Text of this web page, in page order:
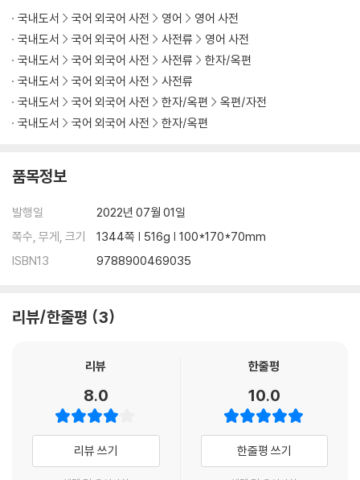
국내도서 국어 외국어 사전 영어
영어 사전
국내도서
국어 외국어 사전 사전류
영어 사전
국내도서
국어 외국어 사전 사전류
한자/옥편
국내도서
국어 외국어 사전
사전류
국내도서
국어 외국어 사전 한자/옥편
옥편/자전
국내도서
국어 외국어 사전 한자/옥편
품목정보
발행일
2022년 07월 01일
쪽수, 무게, 크기
1344쪽 | 516g | 100*170*70mm
ISBN13
9788900469035
리뷰/한줄평 3
리뷰
8.0
리뷰 쓰기
한줄평
10.0
한줄평 쓰기